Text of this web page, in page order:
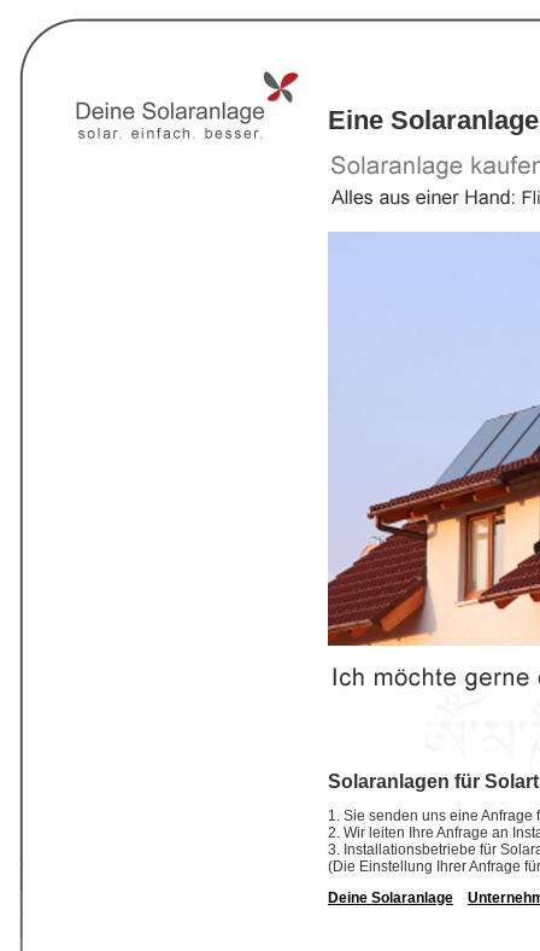
Eine
Solaranlagen für
1. Sie senden uns eine
2. Wir leiten Ihre Anfrage an
3. Installationsbetriebe für
(Die Einstellung Ihrer Anfrage
Deine Solaranlage